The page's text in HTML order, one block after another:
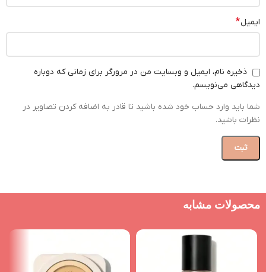
ایمیل*
ذخیره نام، ایمیل و وبسایت من در مرورگر برای زمانی که دوباره
دیدگاهی می‌نویسم.
شما باید وارد حساب خود شده باشید تا قادر به اضافه کردن تصاویر در
نظرات باشید.
محصولات مشابه